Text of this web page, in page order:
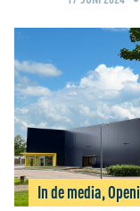
In de media,